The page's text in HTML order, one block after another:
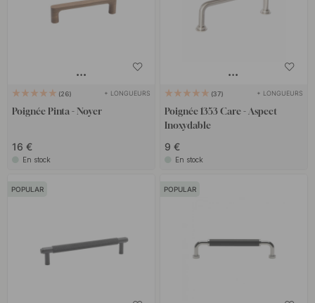
26 + LONGUEURS
Poignée Pinta - Noyer
16 €
En stock
37 + LONGUEURS
Poignée 1353 Care - Aspect
Inoxydable
9 €
En stock
POPULAR POPULAR